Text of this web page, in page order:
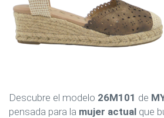
Descubre el modelo 26M101 de
pensada para la mujer actual que